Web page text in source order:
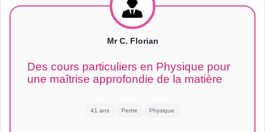
Mr C. Florian
Des cours particuliers en Physique pour
une maîtrise approfondie de la matière
41 ans Pertre Physique